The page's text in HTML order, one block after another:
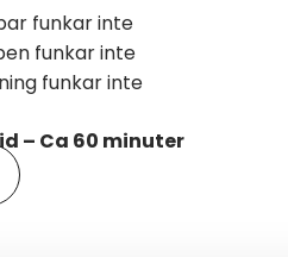
funkar inte
funkar inte
funkar inte
– Ca 60 minuter